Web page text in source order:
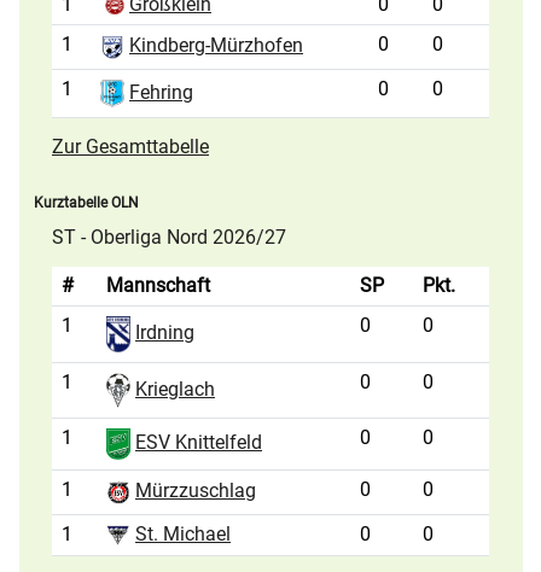
1
Kindberg-Mürzhofen 0
0
1
Fehring 0 0
Zur Gesamttabelle
Kurztabelle OLN
ST - Oberliga Nord 2026/27
# Mannschaft SP
Pkt.
1
Irdning 0 0
1 Krieglach 0 0
1 ESV Knittelfeld 0 0
1 Mürzzuschlag 0
0
1
St. Michael 0 0